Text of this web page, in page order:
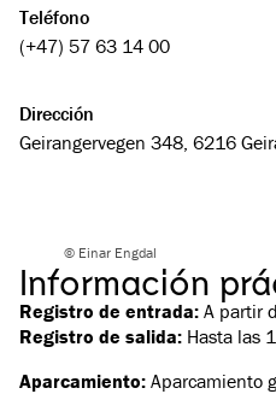
Teléfono
(+47) 57 63 14 00
Dirección
Geirangervegen 348, 6216
© Einar Engdal
Información
Registro de entrada: A partir
Registro de salida: Hasta las
Aparcamiento: Aparcamiento